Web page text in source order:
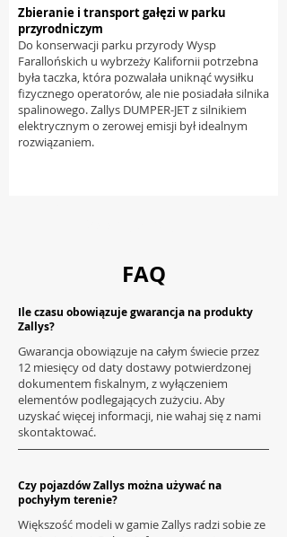
Zbieranie i transport gałęzi w parku
przyrodniczym
Do konserwacji parku przyrody Wysp
Farallońskich u wybrzeży Kalifornii potrzebna
była taczka, która pozwalała uniknąć wysiłku
fizycznego operatorów, ale nie posiadała silnika
spalinowego. Zallys DUMPER-JET z silnikiem
elektrycznym o zerowej emisji był idealnym
rozwiązaniem.
FAQ
Ile czasu obowiązuje gwarancja na produkty
Zallys?
Gwarancja obowiązuje na całym świecie przez
12 miesięcy od daty dostawy potwierdzonej
dokumentem fiskalnym, z wyłączeniem
elementów podlegających zużyciu. Aby
uzyskać więcej informacji, nie wahaj się z nami
skontaktować.
Czy pojazdów Zallys można używać na
pochyłym terenie?
Większość modeli w gamie Zallys radzi sobie ze